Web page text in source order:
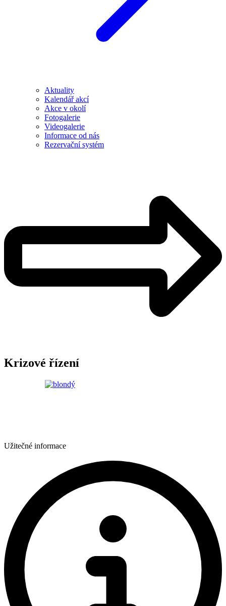
Aktuality
Kalendář akcí
Akce v okolí
Fotogalerie
Videogalerie
Informace od nás
Rezervační systém
Krizové řízení
Užitečné informace